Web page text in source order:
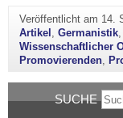
Veröffentlicht am 14.
Artikel Germanistik,
Wissenschaftlicher
Promovierenden,
SUCHE